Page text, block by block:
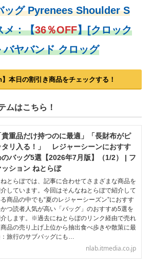
ッグ Pyrenees Shoulder S
メ：【36％OFF】[クロック
ヤバンド クロッグ
】本日の割引き商品をチェックする！
ムはこちら！
貴重品だけ持つのに最適」「長財布がピ
タリ入る！」 レジャーシーンにおすす
のバッグ5選【2026年7月版】（1/2） | フ
ッション ねとらぼ
とらぼでは、記事に合わせてさまざまな商品を
しています。今回はそんなねとらぼで紹介して
商品の中でも“夏のレジャーシーズン”におすす
つ読者人気が高い「バッグ」のおすすめ5選を
します。※過去にねとらぼのリンク経由で売れ
品の売り上げ上位から抽出食べ歩きや散策に最
旅行のサブバッグにも…
nlab.itmedia.co.jp